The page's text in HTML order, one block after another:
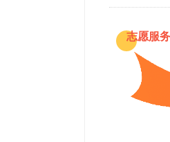
志愿服